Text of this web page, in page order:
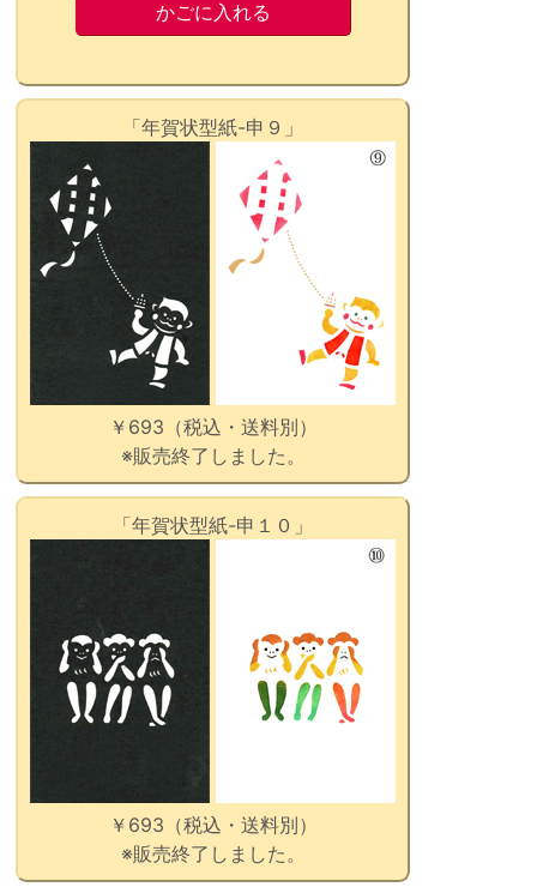
「年賀状型紙-申９」
￥693（税込・送料別）
※販売終了しました。
「年賀状型紙-申１０」
￥693（税込・送料別）
※販売終了しました。